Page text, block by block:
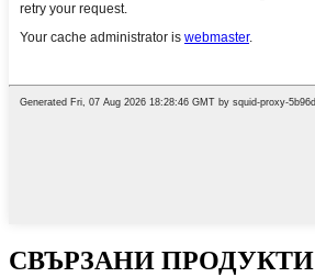
СВЪРЗАНИ ПРОДУКТИ